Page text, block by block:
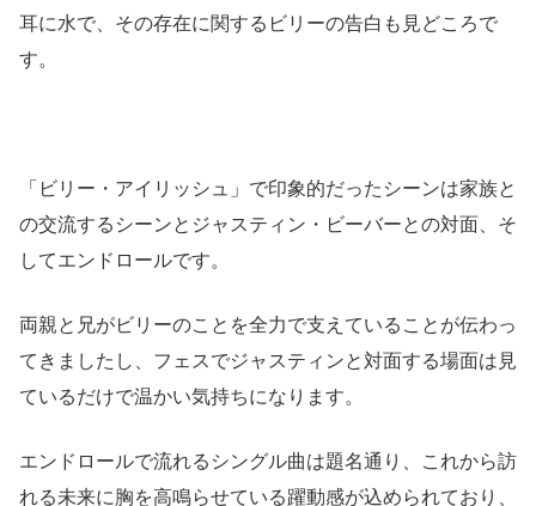
耳に水で、その存在に関するビリーの告白も見どころで
す。
「ビリー・アイリッシュ」で印象的だったシーンは家族と
の交流するシーンとジャスティン・ビーバーとの対面、そ
してエンドロールです。
両親と兄がビリーのことを全力で支えていることが伝わっ
てきましたし、フェスでジャスティンと対面する場面は見
ているだけで温かい気持ちになります。
エンドロールで流れるシングル曲は題名通り、これから訪
れる未来に胸を高鳴らせている躍動感が込められており、